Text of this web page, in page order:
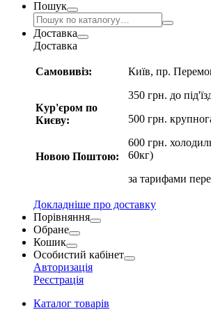
Пошук
Доставка
Доставка
Самовивіз:
Кур'єром по
Києву:
Новою Поштою:
Київ, пр.
350 грн. до
500 грн.
600 грн.
60кг)
за тарифами
Докладніше про доставку
Порівняння
Обране
Кошик
Особистий кабінет
Авторизація
Реєстрація
Каталог товарів